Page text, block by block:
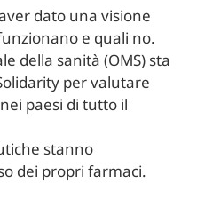
dato una visione
e quali no.
della sanità (OMS) sta
per valutare
paesi di tutto il
stanno
dei propri farmaci.